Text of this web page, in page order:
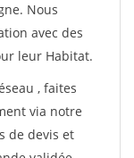
Nous
avec des
leur Habitat.
, faites
via notre
de devis et